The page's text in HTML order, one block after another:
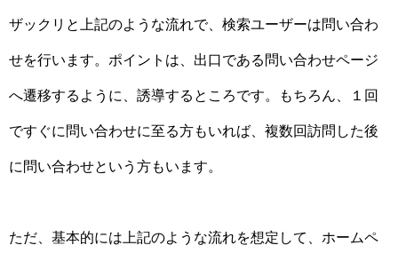
ザックリと上記のような流れで、検索ユーザーは問い合わ
せを行います。ポイントは、出口である問い合わせページ
へ遷移するように、誘導するところです。もちろん、１回
ですぐに問い合わせに至る方もいれば、複数回訪問した後
に問い合わせという方もいます。
ただ、基本的には上記のような流れを想定して、ホームペ